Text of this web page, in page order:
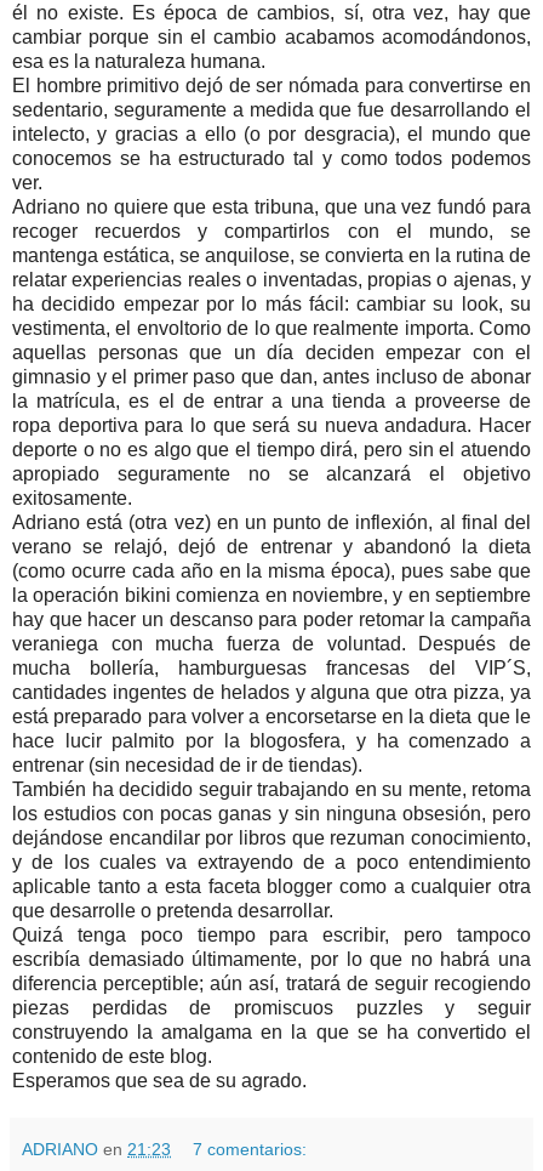
él no existe. Es época de cambios, sí, otra vez, hay que
cambiar porque sin el cambio acabamos acomodándonos,
esa es la naturaleza humana.
El hombre primitivo dejó de ser nómada para convertirse en
sedentario, seguramente a medida que fue desarrollando el
intelecto, y gracias a ello (o por desgracia), el mundo que
conocemos se ha estructurado tal y como todos podemos
ver.
Adriano no quiere que esta tribuna, que una vez fundó para
recoger recuerdos y compartirlos con el mundo, se
mantenga estática, se anquilose, se convierta en la rutina de
relatar experiencias reales o inventadas, propias o ajenas, y
ha decidido empezar por lo más fácil: cambiar su look, su
vestimenta, el envoltorio de lo que realmente importa. Como
aquellas personas que un día deciden empezar con el
gimnasio y el primer paso que dan, antes incluso de abonar
la matrícula, es el de entrar a una tienda a proveerse de
ropa deportiva para lo que será su nueva andadura. Hacer
deporte o no es algo que el tiempo dirá, pero sin el atuendo
apropiado seguramente no se alcanzará el objetivo
exitosamente.
Adriano está (otra vez) en un punto de inflexión, al final del
verano se relajó, dejó de entrenar y abandonó la dieta
(como ocurre cada año en la misma época), pues sabe que
la operación bikini comienza en noviembre, y en septiembre
hay que hacer un descanso para poder retomar la campaña
veraniega con mucha fuerza de voluntad. Después de
mucha bollería, hamburguesas francesas del VIP´S,
cantidades ingentes de helados y alguna que otra pizza, ya
está preparado para volver a encorsetarse en la dieta que le
hace lucir palmito por la blogosfera, y ha comenzado a
entrenar (sin necesidad de ir de tiendas).
También ha decidido seguir trabajando en su mente, retoma
los estudios con pocas ganas y sin ninguna obsesión, pero
dejándose encandilar por libros que rezuman conocimiento,
y de los cuales va extrayendo de a poco entendimiento
aplicable tanto a esta faceta blogger como a cualquier otra
que desarrolle o pretenda desarrollar.
Quizá tenga poco tiempo para escribir, pero tampoco
escribía demasiado últimamente, por lo que no habrá una
diferencia perceptible; aún así, tratará de seguir recogiendo
piezas perdidas de promiscuos puzzles y seguir
construyendo la amalgama en la que se ha convertido el
contenido de este blog.
Esperamos que sea de su agrado.
ADRIANO en 21:23 7 comentarios: